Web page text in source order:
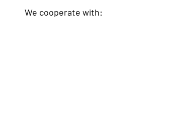
We cooperate with: